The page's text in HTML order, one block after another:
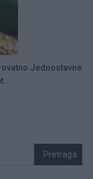
Jednostavne
Pretraga